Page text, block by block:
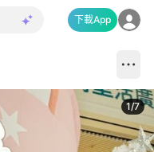
下載App
1/7